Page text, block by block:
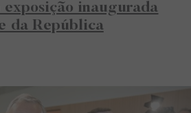
exposição inaugurada
da República